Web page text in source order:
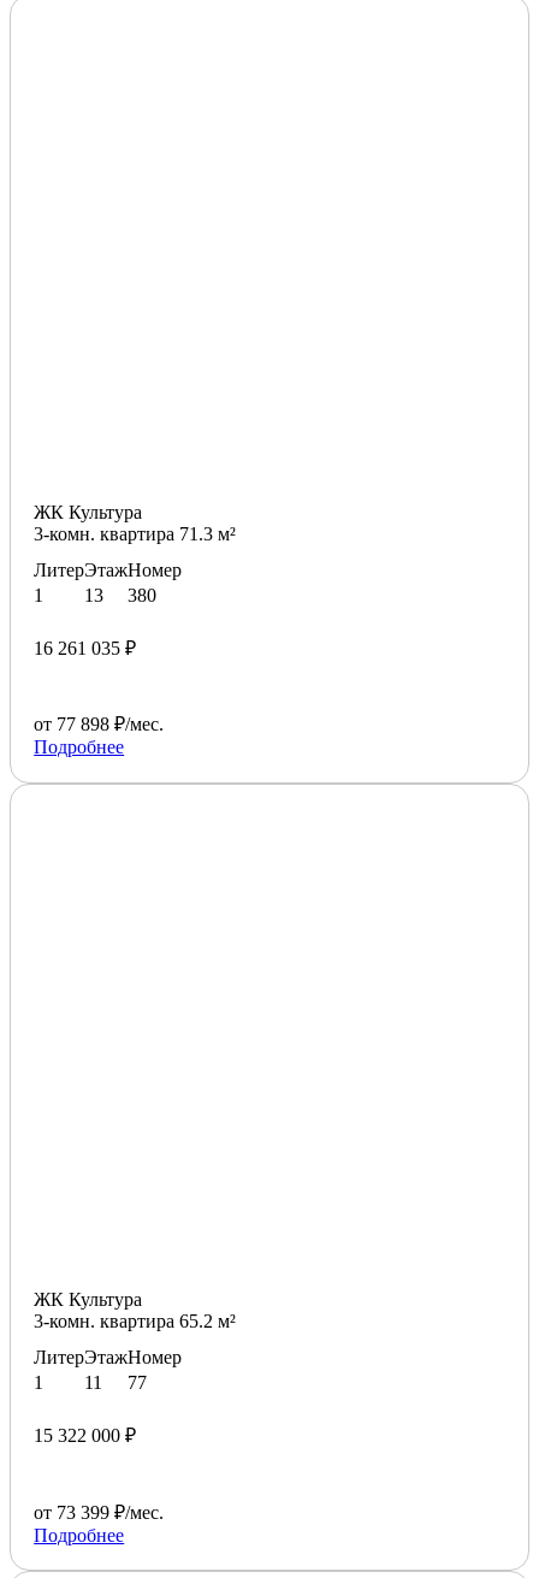
ЖК Культура
3-комн. квартира 71.3 м²
Литер
1
Этаж
13
Номер
380
16 261 035 ₽
от 77 898 ₽/мес.
Подробнее
ЖК Культура
3-комн. квартира 65.2 м²
Литер
1
Этаж
11
Номер
77
15 322 000 ₽
от 73 399 ₽/мес.
Подробнее